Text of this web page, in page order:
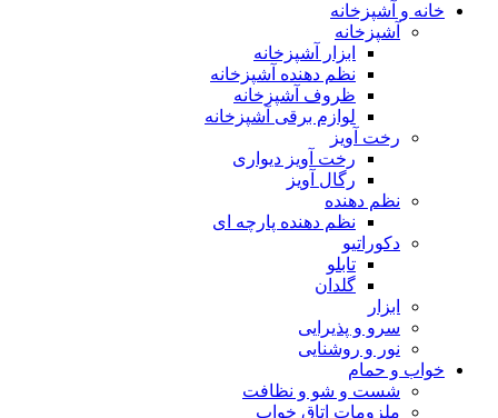
خانه و آشپزخانه
آشپزخانه
ابزار آشپزخانه
نظم دهنده آشپزخانه
ظروف آشپزخانه
لوازم برقی آشپزخانه
رخت آویز
رخت آویز دیواری
رگال آویز
نظم دهنده
نظم دهنده پارچه ای
دکوراتیو
تابلو
گلدان
ابزار
سرو و پذیرایی
نور و روشنایی
خواب و حمام
شست و شو و نظافت
ملزومات اتاق خواب